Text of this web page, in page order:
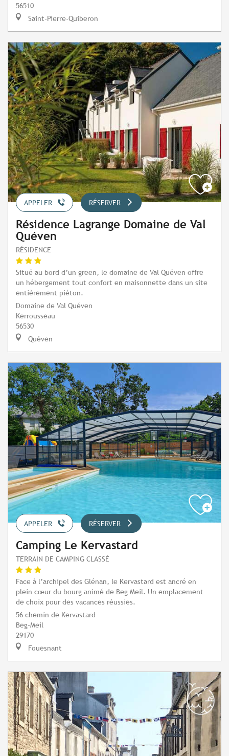
56510
Saint-Pierre-Quiberon
APPELER RÉSERVER
Résidence Lagrange Domaine de Val
Quéven
RÉSIDENCE
Situé au bord d’un green, le domaine de Val Quéven offre
un hébergement tout confort en maisonnette dans un site
entièrement piéton.
Domaine de Val Quéven
Kerrousseau
56530
Quéven
APPELER RÉSERVER
Camping Le Kervastard
TERRAIN DE CAMPING CLASSÉ
Face à l’archipel des Glénan, le Kervastard est ancré en
plein cœur du bourg animé de Beg Meil. Un emplacement
de choix pour des vacances réussies.
56 chemin de Kervastard
Beg-Meil
29170
Fouesnant